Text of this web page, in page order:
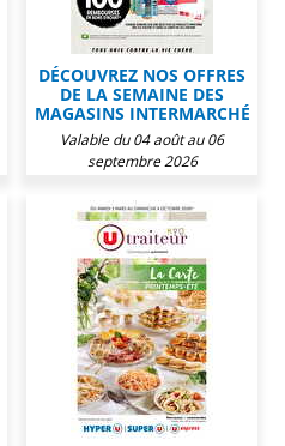
DÉCOUVREZ NOS OFFRES
DE LA SEMAINE DES
MAGASINS INTERMARCHÉ
Valable du 04 août au 06
septembre 2026